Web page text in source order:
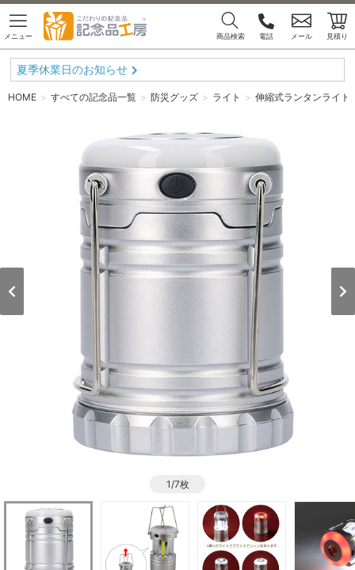
メニュー 商品検索 電話 メール 見積り
夏季休業日のお知らせ
HOME すべての記念品一覧 防災グッズ ライト 伸縮式ランタンライト
1/7枚